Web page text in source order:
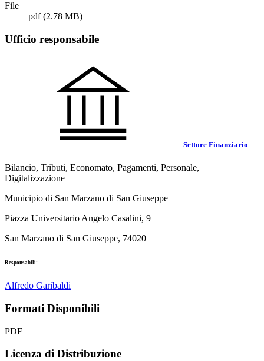
File
pdf(2.78 MB)
Ufficio responsabile
Settore Finanziario
Bilancio, Tributi, Economato, Pagamenti, Personale,
Digitalizzazione
Municipio di San Marzano di San Giuseppe
Piazza Universitario Angelo Casalini, 9
San Marzano di San Giuseppe, 74020
Responsabili:
Alfredo Garibaldi
Formati Disponibili
PDF
Licenza di Distribuzione